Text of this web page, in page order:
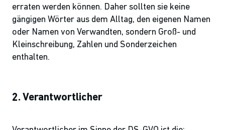
erraten werden können. Daher sollten sie keine
gängigen Wörter aus dem Alltag, den eigenen Namen
oder Namen von Verwandten, sondern Groß- und
Kleinschreibung, Zahlen und Sonderzeichen
enthalten.
2. Verantwortlicher